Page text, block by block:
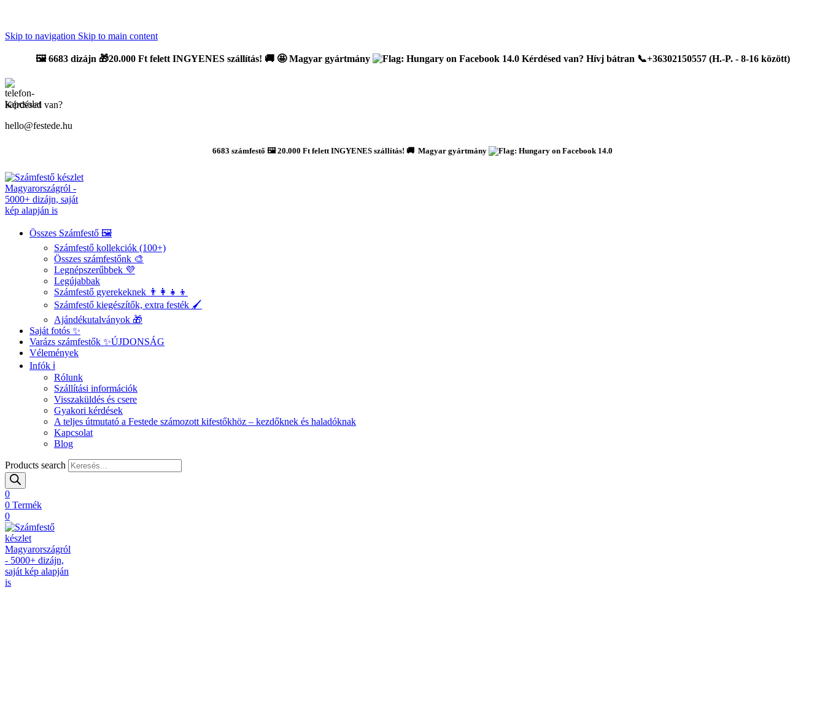
Skip to navigation Skip to main content
🖼️6683 dizájn 🎁20.000 Ft felett INGYENES szállítás! 🚚 🤩 Magyar gyártmány Kérdésed van? Hívj bátran 📞+36302150557 (H.-P. - 8-16 között)
Kérdésed van?
hello@festede.hu
6683 számfestő 🖼️ 20.000 Ft felett INGYENES szállítás! 🚚 Magyar gyártmány
Összes Számfestő 🖼️
Számfestő kollekciók (100+)
Összes számfestőnk 🎨
Legnépszerűbbek 💜
Legújabbak
Számfestő gyerekeknek 👨‍👩‍👧‍👦
Számfestő kiegészítők, extra festék 🖌️
Ajándékutalványok 🎁
Saját fotós ✨
Varázs számfestők ✨ÚJDONSÁG
Vélemények
Infók ℹ️
Rólunk
Szállítási információk
Visszaküldés és csere
Gyakori kérdések
A teljes útmutató a Festede számozott kifestőkhöz – kezdőknek és haladóknak
Kapcsolat
Blog
Products search
0
0 Termék
0